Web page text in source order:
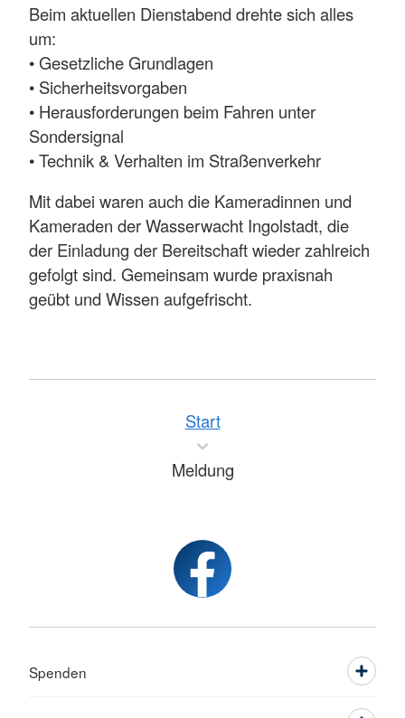
Beim aktuellen Dienstabend drehte sich alles
um:
• Gesetzliche Grundlagen
• Sicherheitsvorgaben
• Herausforderungen beim Fahren unter
Sondersignal
• Technik & Verhalten im Straßenverkehr
Mit dabei waren auch die Kameradinnen und
Kameraden der Wasserwacht Ingolstadt, die
der Einladung der Bereitschaft wieder zahlreich
gefolgt sind. Gemeinsam wurde praxisnah
geübt und Wissen aufgefrischt.
Start
Meldung
Spenden